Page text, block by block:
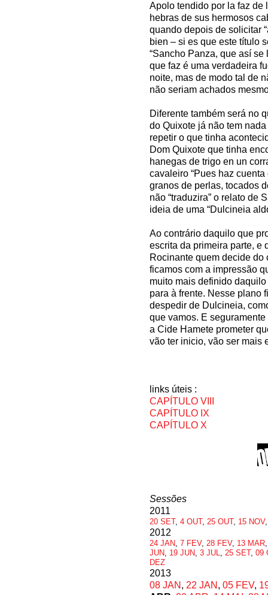
Apolo tendido por la faz de
hebras de sus hermosos
quando depois de solicitar
bien – si es que este título
“Sancho Panza, que así
que faz é uma verdadeira
noite, mas de modo tal de
não seriam achados
Diferente também será no
do Quixote já não tem
repetir o que tinha
Dom Quixote que tinha
hanegas de trigo en un
cavaleiro “Pues haz
granos de perlas, tocados
não “traduzira” o relato de
ideia de uma “Dulcineia
Ao contrário daquilo que
escrita da primeira parte, e
Rocinante quem decide do
ficamos com a impressão
muito mais definido
para à frente. Nesse plano
despedir de Dulcineia,
que vamos. E
a Cide Hamete prometer
vão ter inicio, vão ser mais
links úteis :
CAPÍTULO VIII
CAPÍTULO IX
CAPÍTULO X
Sessões
2011
20 SET, 4 OUT, 25 OUT, 15 NOV
2012
24 JAN 7 FEV, 28 FEV, 13 MAR
JUN
19 JUN 3 JUL 25 SET, 09
DEZ
2013
08 JAN , 22 JAN , 05 FEV,